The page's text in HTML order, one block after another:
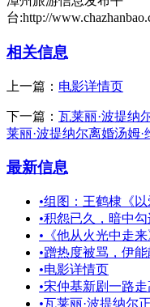
台:http://
相关信息
上一篇： 电影详情页
下一篇： 瓦莱丽·波提纳
莱丽·波提纳尔离婚汤姆·
最新信息
•组图：王鹤棣《
•积怨已久，暗中
• 《他从火光中走
•蹭热度被骂，伊
•电影详情页
•宋仲基新剧一路
•瓦莱丽·波提纳尔